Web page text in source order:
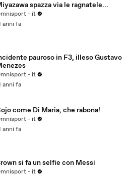
spazza via le ragnatele...
- it
anni fa
pauroso in F3, illeso Gustavo
- it
anni fa
come Di Maria, che rabona!
- it
anni fa
si fa un selfie con Messi
- it